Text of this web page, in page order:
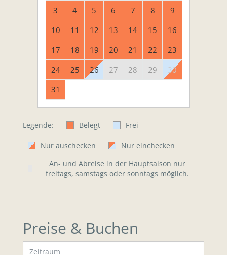
3
4 5 6 7 8
9
10
11 12 13 14 15
16
17
18 19 20 21 22
23
24
25 26 27 28 29
30
31
Legende: Belegt Frei
Nur auschecken
Nur einchecken
An- und Abreise in der Hauptsaison nur
freitags, samstags oder sonntags möglich.
Preise & Buchen